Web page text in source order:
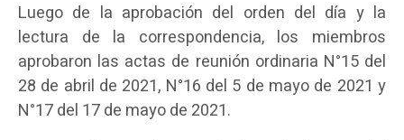
Luego de la aprobación del orden del día y la
lectura de la correspondencia, los miembros
aprobaron las actas de reunión ordinaria N°15 del
28 de abril de 2021, N°16 del 5 de mayo de 2021 y
N°17 del 17 de mayo de 2021.